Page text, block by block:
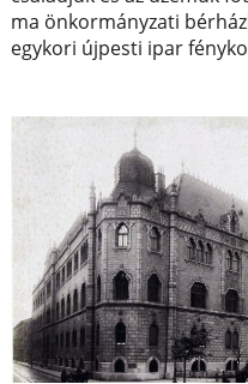
ma önkormányzati
egykori újpesti ipar